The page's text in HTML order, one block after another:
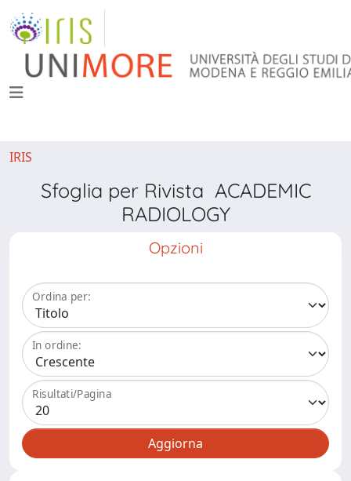
IRIS
Sfoglia per Rivista ACADEMIC
RADIOLOGY
Opzioni
Ordina per:
In ordine:
Risultati/Pagina